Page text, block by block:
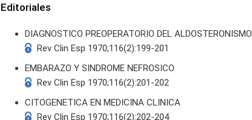
Editoriales
DIAGNOSTICO PREOPERATORIO DEL ALDOSTERONISMO
Rev Clin Esp 1970;116(2):199-201
EMBARAZO Y SINDROME NEFROSICO
Rev Clin Esp 1970;116(2):201-202
CITOGENETICA EN MEDICINA CLINICA
Rev Clin Esp 1970;116(2):202-204